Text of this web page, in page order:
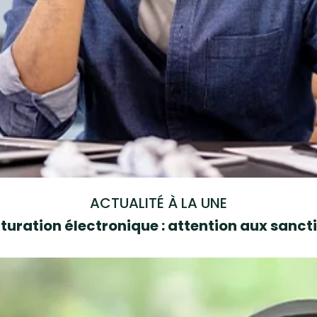
ACTUALITÉ À LA UNE
électronique : attention aux